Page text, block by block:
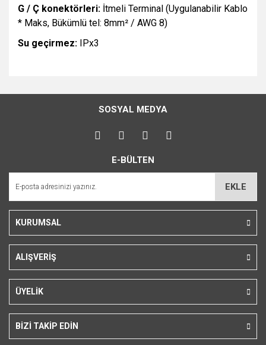
G / Ç konektörleri: İtmeli Terminal (Uygulanabilir Kablo
* Maks, Bükümlü tel: 8mm² / AWG 8)
Su geçirmez: IPx3
konularda yetersiz gördüğünüz noktaları öneri formunu
kullanarak tarafımıza iletebilirsiniz.
Görüş ve önerileriniz için teşekkür ederiz.
Ürün açıklamasında eksik bilgiler bulunuyor.
Bu ürüne benzer farklı alternatifler olmalı.
SOSYAL MEDYA
E-BÜLTEN
EKLE
KURUMSAL
ALIŞVERİŞ
ÜYELİK
BİZİ TAKİP EDİN